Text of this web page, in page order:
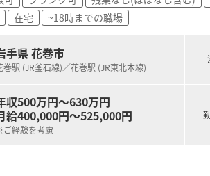
様の一生に関われる、トータルケアがで
医療機関の外の生活に寄り添えるサービ
す。社内の風通しも良く、業務改善や
。
～ 長く安心して働きたい方必見！ ～・～
に店舗拡大を考えず、地域の患者様に寄
腰を据えて働ける職場環境です。ドミナ
やお休みの調整も相談しやすい環境です
在宅 ~18時までの職場
手県 花巻市
巻駅 (JR釜石線)／花巻駅 (JR東北本線)
収500万円～630万円
給400,000円～525,000円
経験を考慮